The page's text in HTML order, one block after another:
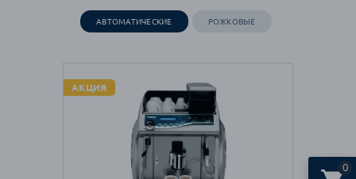
0
АВТОМАТИЧЕСКИЕ РОЖКОВЫЕ
АКЦИЯ